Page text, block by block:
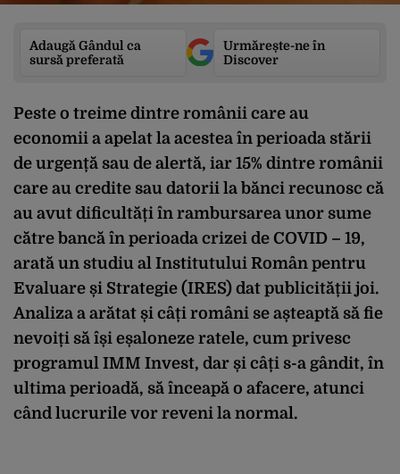
Adaugă Gândul ca
sursă preferată
Urmărește-ne în
Discover
Peste o treime dintre românii care au
economii a apelat la acestea în perioada stării
de urgență sau de alertă, iar 15% dintre românii
care au credite sau datorii la bănci recunosc că
au avut dificultăți în rambursarea unor sume
către bancă în perioada crizei de COVID – 19,
arată un studiu al Institutului Român pentru
Evaluare și Strategie (IRES) dat publicității joi.
Analiza a arătat și câți români se așteaptă să fie
nevoiți să își eșaloneze ratele, cum privesc
programul IMM Invest, dar și câți s-a gândit, în
ultima perioadă, să înceapă o afacere, atunci
când lucrurile vor reveni la normal.